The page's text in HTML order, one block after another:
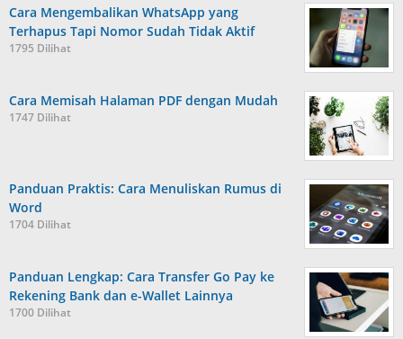
Cara Mengembalikan WhatsApp yang
Terhapus Tapi Nomor Sudah Tidak Aktif
1795 Dilihat
Cara Memisah Halaman PDF dengan Mudah
1747 Dilihat
Panduan Praktis: Cara Menuliskan Rumus di
Word
1704 Dilihat
Panduan Lengkap: Cara Transfer Go Pay ke
Rekening Bank dan e-Wallet Lainnya
1700 Dilihat